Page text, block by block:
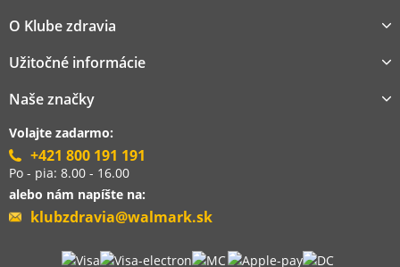
O Klube zdravia
Užitočné informácie
Naše značky
Volajte zadarmo:
+421 800 191 191
Po - pia: 8.00 - 16.00
alebo nám napíšte na:
klubzdravia@walmark.sk